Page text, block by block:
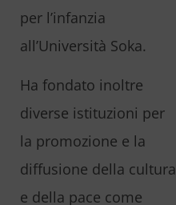
per l’infanzia
all’Università Soka.
Ha fondato inoltre
diverse istituzioni per
la promozione e la
diffusione della cultura
e della pace come